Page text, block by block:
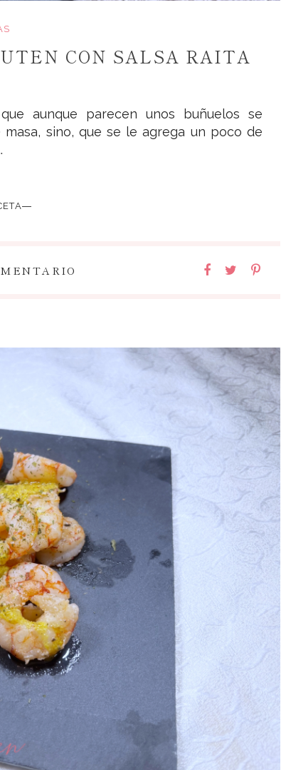
CON SALSA RAITA
aunque parecen unos buñuelos se
sino, que se le agrega un poco de